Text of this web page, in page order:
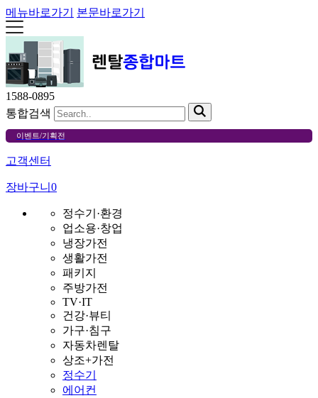
메뉴바로가기 본문바로가기
1588-0895
통합검색
이벤트/기획전
고객센터
장바구니 0
정수기·환경
업소용·창업
냉장가전
생활가전
패키지
주방가전
TV·IT
건강·뷰티
가구·침구
자동차렌탈
상조+가전
정수기
에어컨